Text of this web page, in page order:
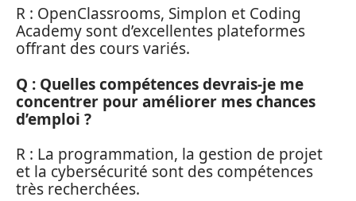
R : OpenClassrooms, Simplon et Coding
Academy sont d’excellentes plateformes
offrant des cours variés.
Q : Quelles compétences devrais-je me
concentrer pour améliorer mes chances
d’emploi ?
R : La programmation, la gestion de projet
et la cybersécurité sont des compétences
très recherchées.